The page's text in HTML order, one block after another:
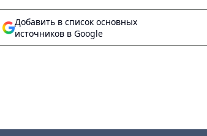
Добавить в список основных
источников в Google